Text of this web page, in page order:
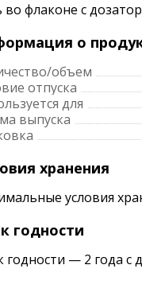
во флаконе с
о
объем
отпуска
для
выпуска
хранения
условия
годности
годности — 2 года с